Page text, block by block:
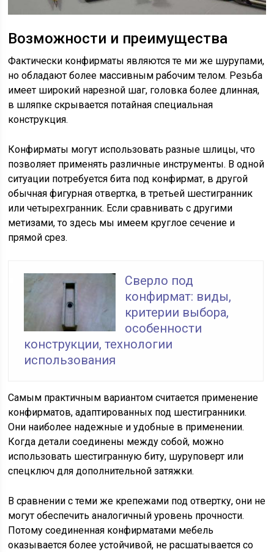
Возможности и преимущества
Фактически конфирматы являются те ми же шурупами,
но обладают более массивным рабочим телом. Резьба
имеет широкий нарезной шаг, головка более длинная,
в шляпке скрывается потайная специальная
конструкция.
Конфирматы могут использовать разные шлицы, что
позволяет применять различные инструменты. В одной
ситуации потребуется бита под конфирмат, в другой
обычная фигурная отвертка, в третьей шестигранник
или четырехгранник. Если сравнивать с другими
метизами, то здесь мы имеем круглое сечение и
прямой срез.
Сверло под
конфирмат: виды,
критерии выбора,
особенности
конструкции, технологии
использования
Самым практичным вариантом считается применение
конфирматов, адаптированных под шестигранники.
Они наиболее надежные и удобные в применении.
Когда детали соединены между собой, можно
использовать шестигранную биту, шуруповерт или
спецключ для дополнительной затяжки.
В сравнении с теми же крепежами под отвертку, они не
могут обеспечить аналогичный уровень прочности.
Потому соединенная конфирматами мебель
оказывается более устойчивой, не расшатывается со